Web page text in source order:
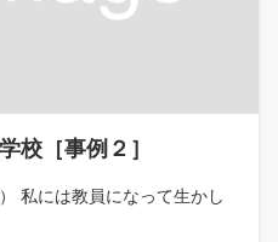
校［事例２］
私には教員になって生かし